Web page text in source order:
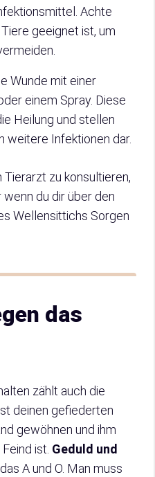
Achte
geeignet ist, um
Wunde mit einer
einem Spray. Diese
Heilung und stellen
weitere Infektionen dar.
zu konsultieren,
du dir über den
Wellensittichs Sorgen
das
zählt auch die
deinen gefiederten
gewöhnen und ihm
ist. Geduld und
A und O. Man muss